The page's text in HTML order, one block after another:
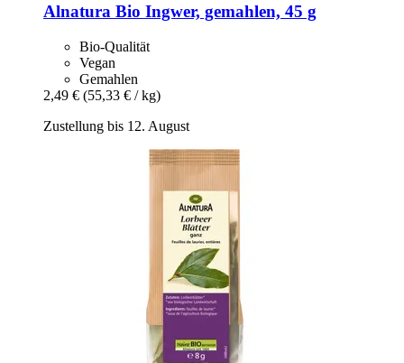
Alnatura Bio Ingwer, gemahlen, 45 g
Bio-Qualität
Vegan
Gemahlen
2,49 € (55,33 € / kg)
Zustellung bis 12. August